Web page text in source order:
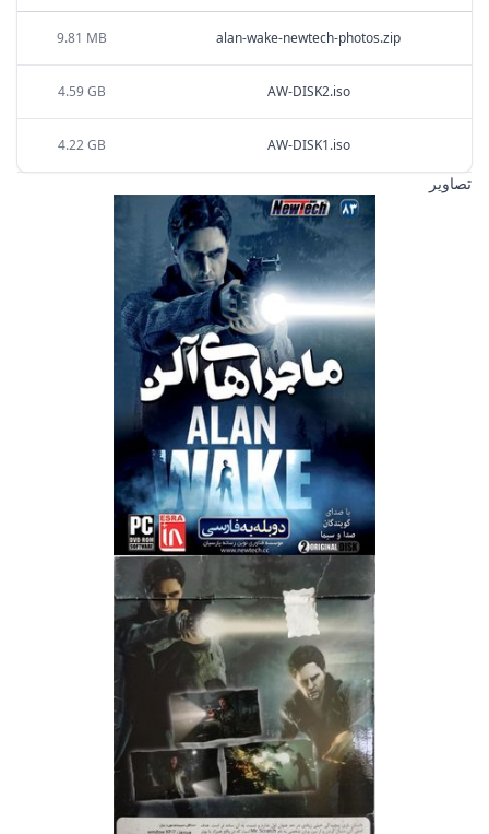
alan-wake-newtech-photos.zip
9.81 MB
AW-DISK2.iso
4.59 GB
AW-DISK1.iso
4.22 GB
تصاویر